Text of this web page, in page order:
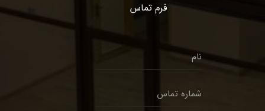
فرم تماس
ن
*ش